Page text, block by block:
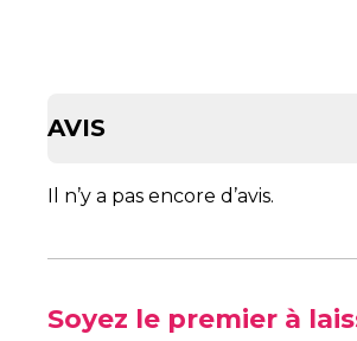
AVIS
Il n’y a pas encore d’avis.
Soyez le premier à